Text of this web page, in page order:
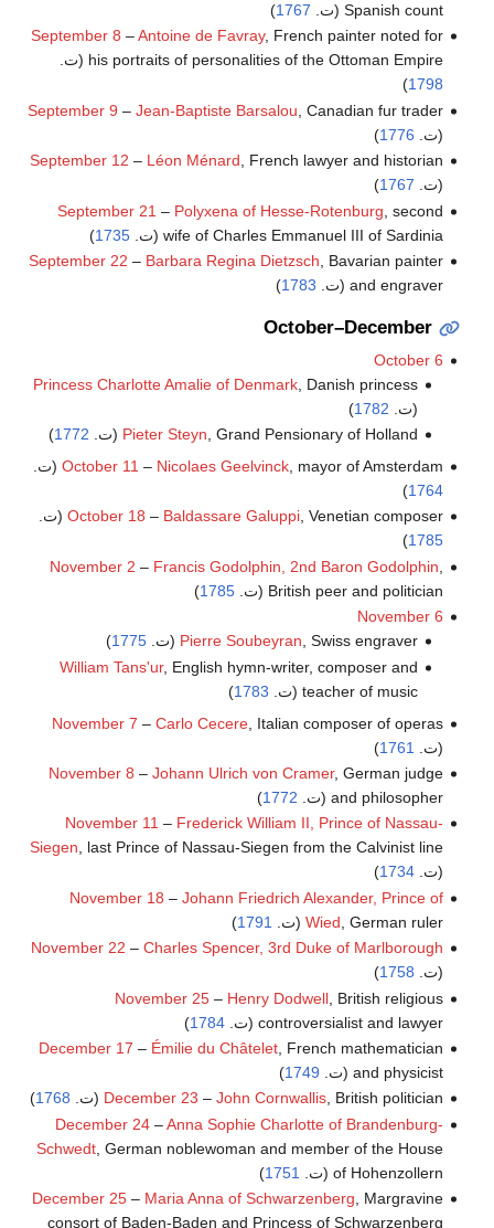
Spanish count (ت.
1767
)
September 8 –Antoine de Favray, French painter noted for
his portraits of personalities of the Ottoman Empire (ت.
1798
)
September 9 – Jean-Baptiste Barsalou , Canadian fur trader
(ت. 1776
)
September 12 – Léon Ménard, French lawyer and historian
(ت. 1767
)
September 21 – Polyxena of Hesse-Rotenburg , second
wife of Charles Emmanuel III of Sardinia (ت.
1735
)
September 22 – Barbara Regina Dietzsch , Bavarian painter
and engraver (ت.
1783
)
October–December
October 6
Princess Charlotte Amalie of Denmark , Danish princess
(ت. 1782
)
Pieter Steyn , Grand Pensionary of Holland (ت. 1772
)
October 11 – Nicolaes Geelvinck, mayor of Amsterdam (ت.
1764
)
October 18 – Baldassare Galuppi, Venetian composer (ت.
1785
)
November 2 – Francis Godolphin, 2nd Baron Godolphin
British peer and politician (ت.
1785
)
November 6
Pierre Soubeyran , Swiss engraver (ت. 1775
)
William Tans'ur, English hymn-writer, composer and
teacher of music (ت.
1783
)
November 7 – Carlo Cecere, Italian composer of operas
(ت.
1761
)
November 8 – Johann Ulrich von Cramer, German judge
and philosopher (ت.
1772
)
November 11 – Frederick William II, Prince of Nassau-
Siegen, last Prince of Nassau-Siegen from the Calvinist line
(ت.1734
)
November 18 – Johann Friedrich Alexander, Prince of
Wied , German ruler (ت. 1791
)
November 22 – Charles Spencer, 3rd Duke of Marlborough
(ت. 1758
)
November 25– Henry Dodwell, British religious
controversialist and lawyer (ت.
1784
)
December 17 – Émilie du Châtelet, French mathematician
and physicist (ت.
1749
)
December 23 – John Cornwallis, British politician (ت. 1768
)
December 24–Anna Sophie Charlotte of Brandenburg-
Schwedt, German noblewoman and member of the House
of Hohenzollern (ت.
1751
)
December 25– Maria Anna of Schwarzenberg , Margravine
consort of Baden-Baden and Princess of Schwarzenberg